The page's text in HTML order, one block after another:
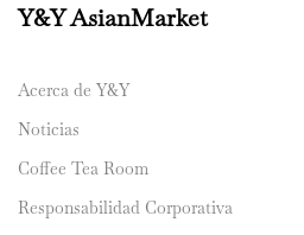
Y&Y AsianMarket
Acerca de Y&Y
Noticias
Coffee Tea Room
Responsabilidad Corporativa